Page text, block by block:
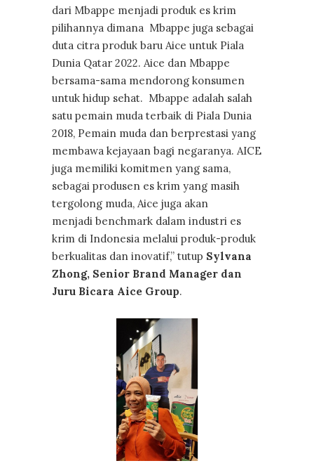
dari Mbappe menjadi produk es krim
pilihannya dimana Mbappe juga sebagai
duta citra produk baru Aice untuk Piala
Dunia Qatar 2022. Aice dan Mbappe
bersama-sama mendorong konsumen
untuk hidup sehat. Mbappe adalah salah
satu pemain muda terbaik di Piala Dunia
2018, Pemain muda dan berprestasi yang
membawa kejayaan bagi negaranya. AICE
juga memiliki komitmen yang sama,
sebagai produsen es krim yang masih
tergolong muda, Aice juga akan
menjadi benchmark dalam industri es
krim di Indonesia melalui produk-produk
berkualitas dan inovatif,” tutup Sylvana
Zhong, Senior Brand Manager dan
Juru Bicara Aice Group.